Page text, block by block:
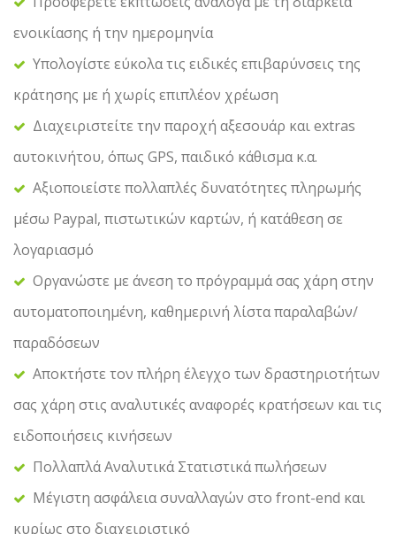
ενοικίασης ή την ημερομηνία
Υπολογίστε εύκολα τις ειδικές επιβαρύνσεις της
κράτησης με ή χωρίς επιπλέον χρέωση
Διαχειριστείτε την παροχή αξεσουάρ και extras
αυτοκινήτου, όπως GPS, παιδικό κάθισμα κ.α.
Αξιοποιείστε πολλαπλές δυνατότητες πληρωμής
μέσω Paypal, πιστωτικών καρτών, ή κατάθεση σε
λογαριασμό
Οργανώστε με άνεση το πρόγραμμά σας χάρη στην
αυτοματοποιημένη, καθημερινή λίστα παραλαβών/
παραδόσεων
Αποκτήστε τον πλήρη έλεγχο των δραστηριοτήτων
σας χάρη στις αναλυτικές αναφορές κρατήσεων και τις
ειδοποιήσεις κινήσεων
Πολλαπλά Αναλυτικά Στατιστικά πωλήσεων
Μέγιστη ασφάλεια συναλλαγών στο front-end και
κυρίως στο διαχειριστικό